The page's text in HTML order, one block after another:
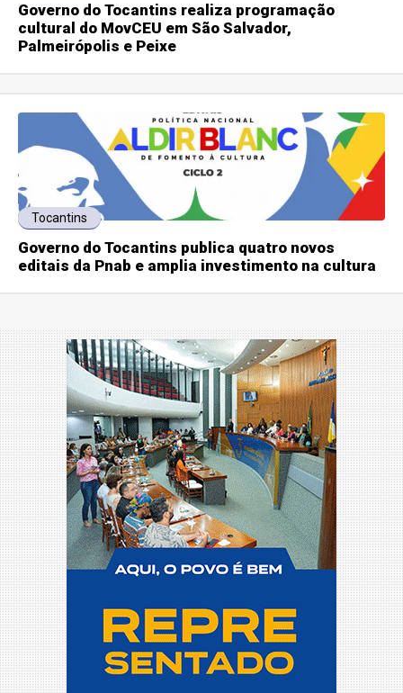
Governo do Tocantins realiza programação
cultural do MovCEU em São Salvador,
Palmeirópolis e Peixe
Tocantins
Governo do Tocantins publica quatro novos
editais da Pnab e amplia investimento na cultura